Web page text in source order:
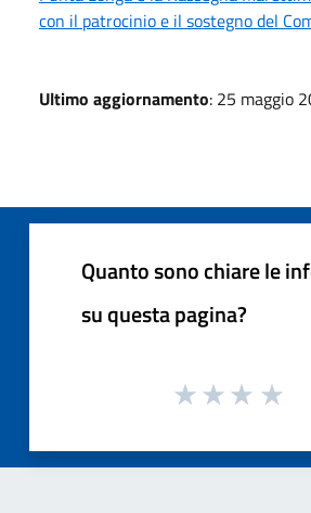
con il patrocinio e il sostegno del
Ultimo aggiornamento: 25 maggio
Quanto sono chiare le
su questa pagina?